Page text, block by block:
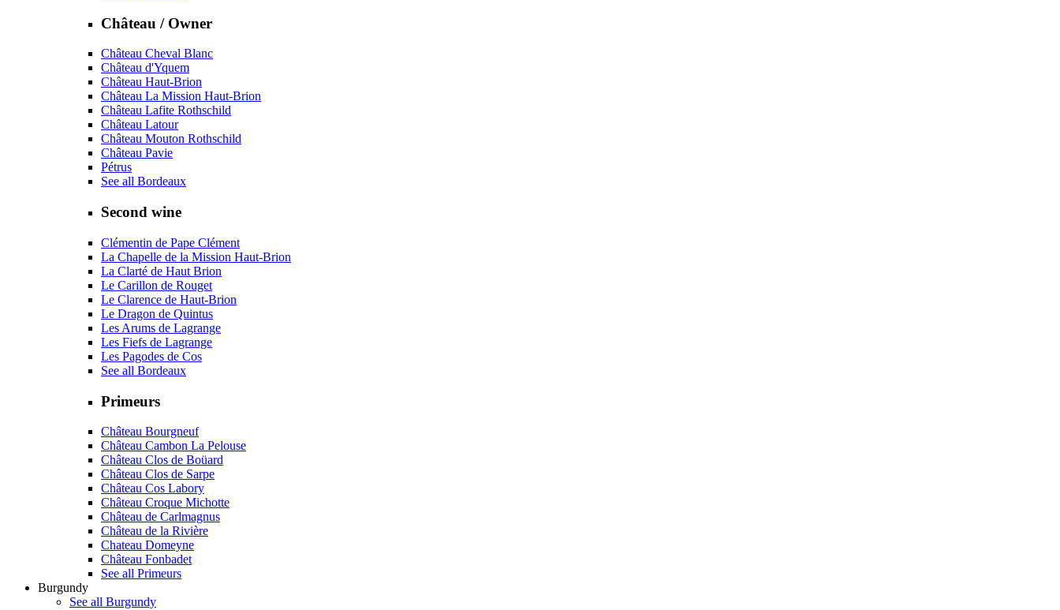
Château / Owner
Château Cheval Blanc
Château d'Yquem
Château Haut-Brion
Château La Mission Haut-Brion
Château Lafite Rothschild
Château Latour
Château Mouton Rothschild
Château Pavie
Pétrus
See all Bordeaux
Second wine
Clémentin de Pape Clément
La Chapelle de la Mission Haut-Brion
La Clarté de Haut Brion
Le Carillon de Rouget
Le Clarence de Haut-Brion
Le Dragon de Quintus
Les Arums de Lagrange
Les Fiefs de Lagrange
Les Pagodes de Cos
See all Bordeaux
Primeurs
Château Bourgneuf
Château Cambon La Pelouse
Château Clos de Boüard
Château Clos de Sarpe
Château Cos Labory
Château Croque Michotte
Château de Carlmagnus
Château de la Rivière
Chateau Domeyne
Château Fonbadet
See all Primeurs
Burgundy
See all Burgundy